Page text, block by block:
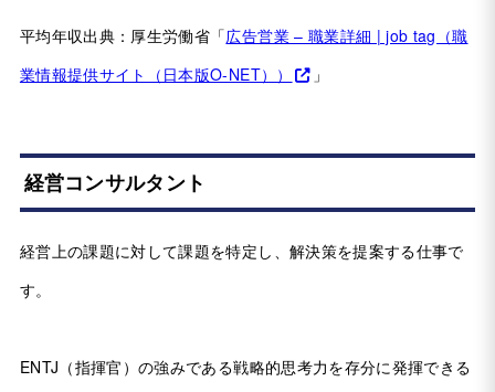
平均年収出典：厚生労働省「広告営業 – 職業詳細 | job tag（職
業情報提供サイト（日本版O-NET））
」
経営コンサルタント
経営上の課題に対して課題を特定し、解決策を提案する仕事で
す。
ENTJ（指揮官）の強みである戦略的思考力を存分に発揮できる